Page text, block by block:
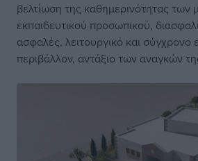
βελτίωση της καθημερινότητας των
εκπαιδευτικού προσωπικού,
ασφαλές, λειτουργικό και σύγχρονο
περιβάλλον, αντάξιο των αναγκών